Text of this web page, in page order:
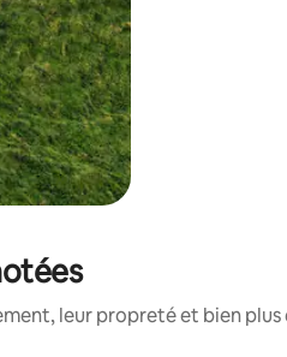
leur propreté et bien plus